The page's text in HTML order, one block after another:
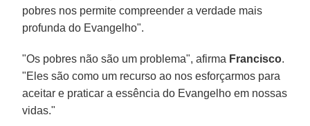
pobres nos permite compreender a verdade mais
profunda do Evangelho".
"Os pobres não são um problema", afirma Francisco.
"Eles são como um recurso ao nos esforçarmos para
aceitar e praticar a essência do Evangelho em nossas
vidas."